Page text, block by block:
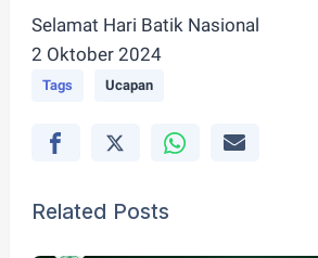
Selamat Hari Batik Nasional
2 Oktober 2024
Tags Ucapan
Related Posts